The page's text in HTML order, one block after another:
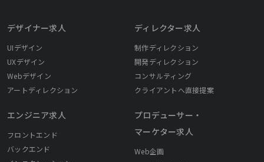
デザイナー求人
UIデザイン
UXデザイン
Webデザイン
アートディレクション
エンジニア求人
フロントエンド
バックエンド
ディレクター求人
制作ディレクション
開発ディレクション
コンサルティング
クライアントへ直接提案
プロデューサー・
マーケター求人
Web企画